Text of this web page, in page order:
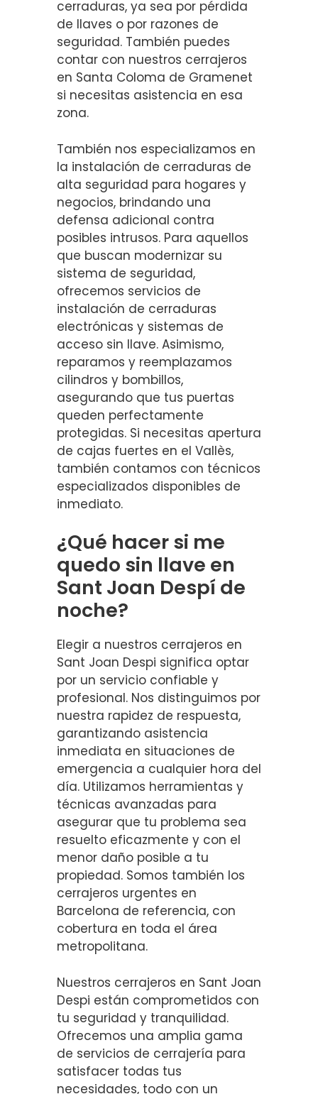
cerraduras, ya sea por pérdida
de llaves o por razones de
seguridad. También puedes
contar con nuestros cerrajeros
en Santa Coloma de Gramenet
si necesitas asistencia en esa
zona.
También nos especializamos en
la instalación de cerraduras de
alta seguridad para hogares y
negocios, brindando una
defensa adicional contra
posibles intrusos. Para aquellos
que buscan modernizar su
sistema de seguridad,
ofrecemos servicios de
instalación de cerraduras
electrónicas y sistemas de
acceso sin llave. Asimismo,
reparamos y reemplazamos
cilindros y bombillos,
asegurando que tus puertas
queden perfectamente
protegidas. Si necesitas apertura
de cajas fuertes en el Vallès,
también contamos con técnicos
especializados disponibles de
inmediato.
¿Qué hacer si me
quedo sin llave en
Sant Joan Despí de
noche?
Elegir a nuestros cerrajeros en
Sant Joan Despi significa optar
por un servicio confiable y
profesional. Nos distinguimos por
nuestra rapidez de respuesta,
garantizando asistencia
inmediata en situaciones de
emergencia a cualquier hora del
día. Utilizamos herramientas y
técnicas avanzadas para
asegurar que tu problema sea
resuelto eficazmente y con el
menor daño posible a tu
propiedad. Somos también los
cerrajeros urgentes en
Barcelona de referencia, con
cobertura en toda el área
metropolitana.
Nuestros cerrajeros en Sant Joan
Despi están comprometidos con
tu seguridad y tranquilidad.
Ofrecemos una amplia gama
de servicios de cerrajería para
satisfacer todas tus
necesidades, todo con un